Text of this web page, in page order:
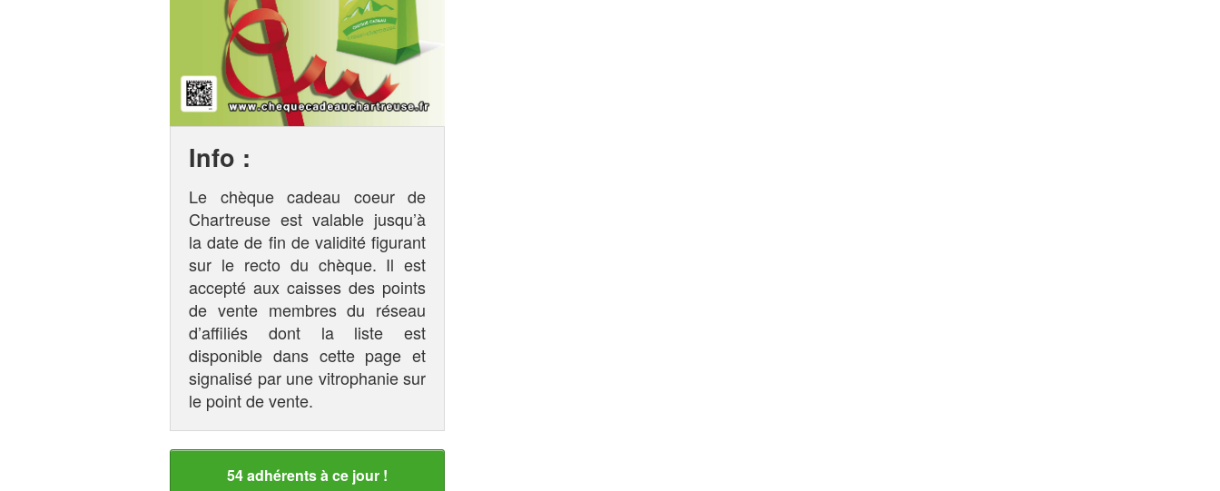
Info :
Le chèque cadeau coeur de
Chartreuse est valable jusqu’à
la date de fin de validité figurant
sur le recto du chèque. Il est
accepté aux caisses des points
de vente membres du réseau
d’affiliés dont la liste est
disponible dans cette page et
signalisé par une vitrophanie sur
le point de vente.
54 adhérents à ce jour !